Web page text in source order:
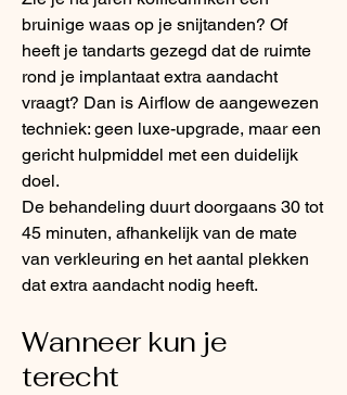
bruinige waas op je snijtanden? Of
heeft je tandarts gezegd dat de ruimte
rond je implantaat extra aandacht
vraagt? Dan is Airflow de aangewezen
techniek: geen luxe-upgrade, maar een
gericht hulpmiddel met een duidelijk
doel.
De behandeling duurt doorgaans 30 tot
45 minuten, afhankelijk van de mate
van verkleuring en het aantal plekken
dat extra aandacht nodig heeft.
Wanneer kun je
terecht